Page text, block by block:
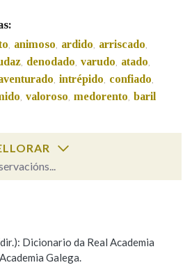
BUSCA
, animoso, ardido, arriscado,
, denodado, varudo, atado,
, intrépido, confiado,
, valoroso, medorento, baril
Hai un erro na palabra
Dicionario da Real Academia
Galega.